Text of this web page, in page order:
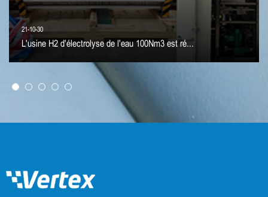
21-10-30
L'usine H2 d'électrolyse de l'eau 100Nm3 est ré...